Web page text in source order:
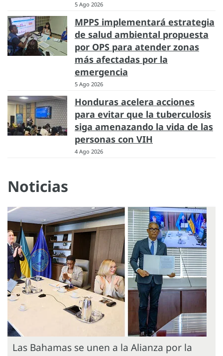
5 Ago 2026
MPPS implementará estrategia
de salud ambiental propuesta
por OPS para atender zonas
más afectadas por la
emergencia
5 Ago 2026
Honduras acelera acciones
para evitar que la tuberculosis
siga amenazando la vida de las
personas con VIH
4 Ago 2026
Noticias
Las Bahamas se unen a la Alianza por la